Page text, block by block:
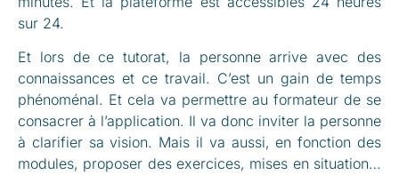
sur 24.
Et lors de ce tutorat, la personne arrive avec des
connaissances et ce travail. C’est un gain de temps
phénoménal. Et cela va permettre au formateur de se
consacrer à l’application. Il va donc inviter la personne
à clarifier sa vision. Mais il va aussi, en fonction des
modules, proposer des exercices, mises en situation…